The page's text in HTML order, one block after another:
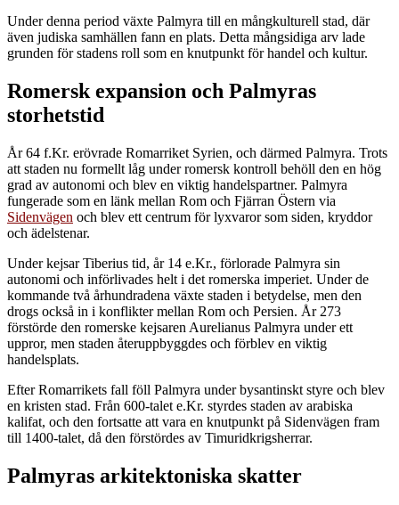
Under denna period växte Palmyra till en mångkulturell stad, där
även judiska samhällen fann en plats. Detta mångsidiga arv lade
grunden för stadens roll som en knutpunkt för handel och kultur.
Romersk expansion och Palmyras
storhetstid
År 64 f.Kr. erövrade Romarriket Syrien, och därmed Palmyra. Trots
att staden nu formellt låg under romersk kontroll behöll den en hög
grad av autonomi och blev en viktig handelspartner. Palmyra
fungerade som en länk mellan Rom och Fjärran Östern via
Sidenvägen och blev ett centrum för lyxvaror som siden, kryddor
och ädelstenar.
Under kejsar Tiberius tid, år 14 e.Kr., förlorade Palmyra sin
autonomi och införlivades helt i det romerska imperiet. Under de
kommande två århundradena växte staden i betydelse, men den
drogs också in i konflikter mellan Rom och Persien. År 273
förstörde den romerske kejsaren Aurelianus Palmyra under ett
uppror, men staden återuppbyggdes och förblev en viktig
handelsplats.
Efter Romarrikets fall föll Palmyra under bysantinskt styre och blev
en kristen stad. Från 600-talet e.Kr. styrdes staden av arabiska
kalifat, och den fortsatte att vara en knutpunkt på Sidenvägen fram
till 1400-talet, då den förstördes av Timuridkrigsherrar.
Palmyras arkitektoniska skatter